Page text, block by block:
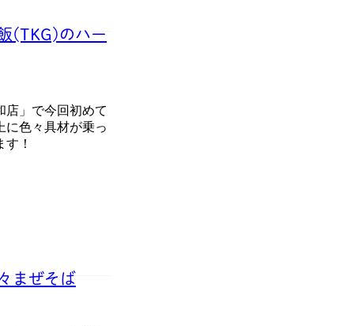
(TKG)のハー
店」で今回初めて
に色々具材が乗っ
！
まぜそば